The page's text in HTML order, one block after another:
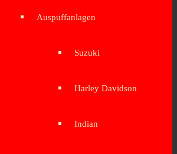
Auspuffanlagen
Suzuki
Harley Davidson
Indian